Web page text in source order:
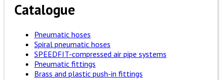
Catalogue
Pneumatic hoses
Spiral pneumatic hoses
SPEEDFIT-compressed air pipe systems
Pneumatic fittings
Brass and plastic push-in fittings